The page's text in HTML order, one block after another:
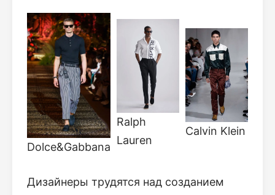
Dolce&Gabbana
Ralph
Lauren
Calvin Klein
Дизайнеры трудятся над созданием